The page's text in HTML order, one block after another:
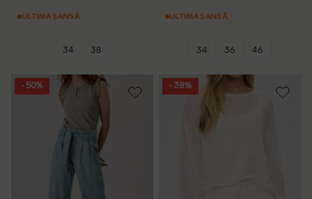
ULTIMA ȘANSĂ
34 38
ULTIMA ȘANSĂ
34 36 46
- 50% - 38%